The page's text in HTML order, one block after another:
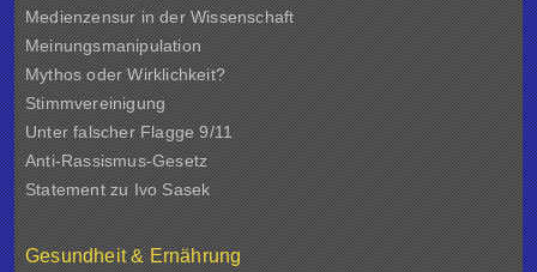
Medienzensur in der Wissenschaft
Meinungsmanipulation
Mythos oder Wirklichkeit?
Stimmvereinigung
Unter falscher Flagge 9/11
Anti-Rassismus-Gesetz
Statement zu Ivo Sasek
Gesundheit & Ernährung